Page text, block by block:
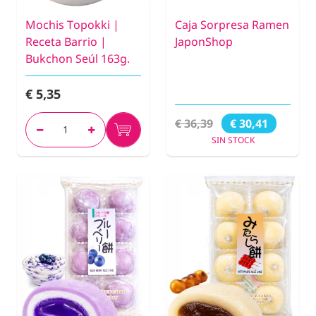
Mochis Topokki |
Receta Barrio |
Bukchon Seúl 163g.
€ 5,35
Caja Sorpresa Ramen
JaponShop
€ 36,39 € 30,41
SIN STOCK